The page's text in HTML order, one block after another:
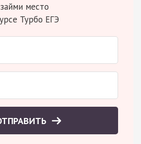
место
Турбо ЕГЭ